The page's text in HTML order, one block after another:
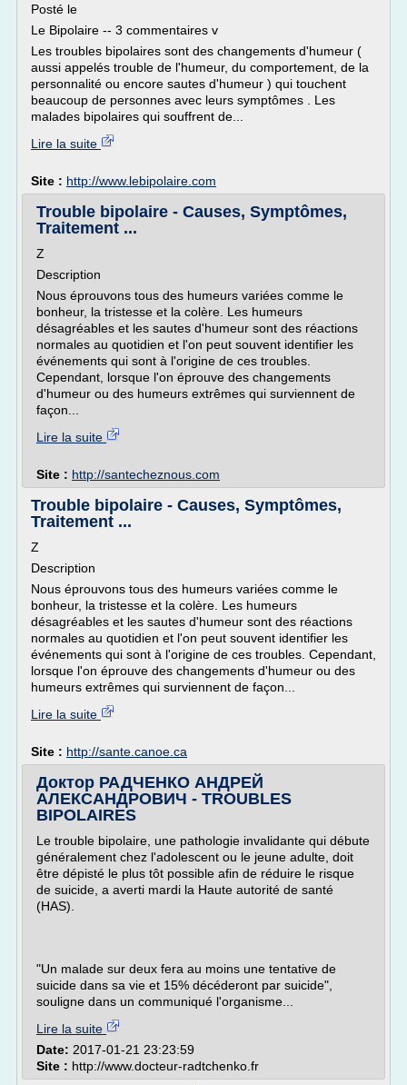
Posté le
Le Bipolaire -- 3 commentaires v
Les troubles bipolaires sont des changements d'humeur (
aussi appelés trouble de l'humeur, du comportement, de la
personnalité ou encore sautes d'humeur ) qui touchent
beaucoup de personnes avec leurs symptômes . Les
malades bipolaires qui souffrent de...
Lire la suite
Site : http://www.lebipolaire.com
Trouble bipolaire - Causes, Symptômes,
Traitement ...
Z
Description
Nous éprouvons tous des humeurs variées comme le
bonheur, la tristesse et la colère. Les humeurs
désagréables et les sautes d'humeur sont des réactions
normales au quotidien et l'on peut souvent identifier les
événements qui sont à l'origine de ces troubles.
Cependant, lorsque l'on éprouve des changements
d'humeur ou des humeurs extrêmes qui surviennent de
façon...
Lire la suite
Site : http://santecheznous.com
Trouble bipolaire - Causes, Symptômes,
Traitement ...
Z
Description
Nous éprouvons tous des humeurs variées comme le
bonheur, la tristesse et la colère. Les humeurs
désagréables et les sautes d'humeur sont des réactions
normales au quotidien et l'on peut souvent identifier les
événements qui sont à l'origine de ces troubles. Cependant,
lorsque l'on éprouve des changements d'humeur ou des
humeurs extrêmes qui surviennent de façon...
Lire la suite
Site : http://sante.canoe.ca
Доктор РАДЧЕНКО АНДРЕЙ
АЛЕКСАНДРОВИЧ - TROUBLES
BIPOLAIRES
Le trouble bipolaire, une pathologie invalidante qui débute
généralement chez l'adolescent ou le jeune adulte, doit
être dépisté le plus tôt possible afin de réduire le risque
de suicide, a averti mardi la Haute autorité de santé
(HAS).
"Un malade sur deux fera au moins une tentative de
suicide dans sa vie et 15% décéderont par suicide",
souligne dans un communiqué l'organisme...
Lire la suite
Date: 2017-01-21 23:23:59
Site : http://www.docteur-radtchenko.fr